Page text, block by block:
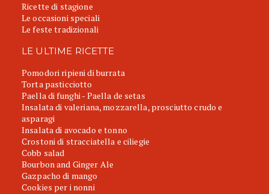
Ricette di stagione
Le occasioni speciali
Le feste tradizionali
LE ULTIME RICETTE
Pomodori ripieni di burrata
Torta pasticciotto
Paella di funghi - Paella de setas
Insalata di valeriana, mozzarella, prosciutto crudo e
asparagi
Insalata di avocado e tonno
Crostoni di stracciatella e ciliegie
Cobb salad
Bourbon and Ginger Ale
Gazpacho di mango
Cookies per i nonni